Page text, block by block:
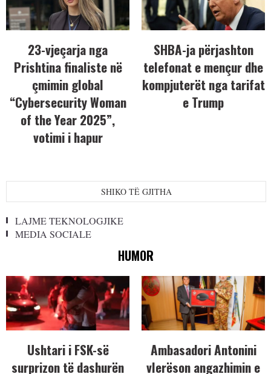
23-vjeçarja nga
Prishtina finaliste në
çmimin global
“Cybersecurity Woman
of the Year 2025”,
votimi i hapur
SHBA-ja përjashton
telefonat e mençur dhe
kompjuterët nga tarifat
e Trump
SHIKO TË GJITHA
LAJME TEKNOLOGJIKE
MEDIA SOCIALE
HUMOR
Ushtari i FSK-së
surprizon të dashurën
Ambasadori Antonini
vlerëson angazhimin e